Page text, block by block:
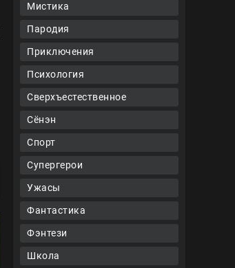
Мистика
Пародия
Приключения
Психология
Сверхъестественное
Сёнэн
Спорт
Супергерои
Ужасы
Фантастика
Фэнтези
Школа